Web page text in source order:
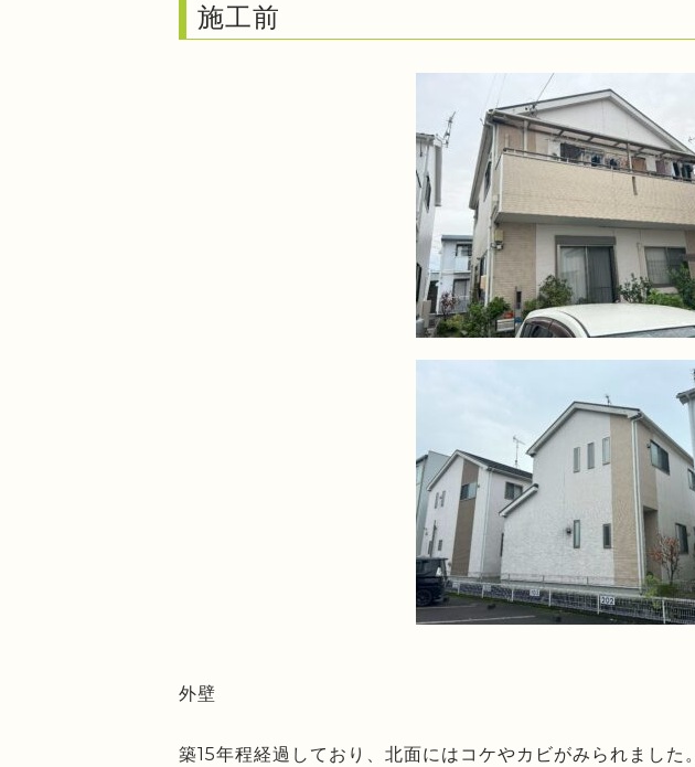
施工前
外壁
築15年程経過しており、北面にはコケやカビがみられました。